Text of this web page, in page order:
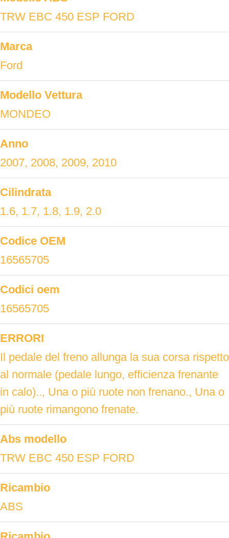
TRW EBC 450 ESP FORD
Marca
Ford
Modello Vettura
MONDEO
Anno
2007, 2008, 2009, 2010
Cilindrata
1.6, 1.7, 1.8, 1.9, 2.0
Codice OEM
16565705
Codici oem
16565705
ERRORI
Il pedale del freno allunga la sua corsa rispetto
al normale (pedale lungo, efficienza frenante
in calo).., Una o più ruote non frenano., Una o
più ruote rimangono frenate.
Abs modello
TRW EBC 450 ESP FORD
Ricambio
ABS